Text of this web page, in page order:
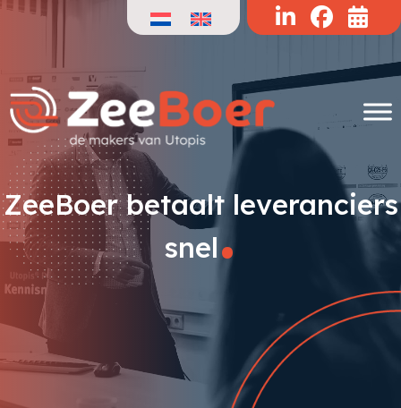
Doorgaan
inhoud
ZeeBoer betaalt leveranciers
snel.